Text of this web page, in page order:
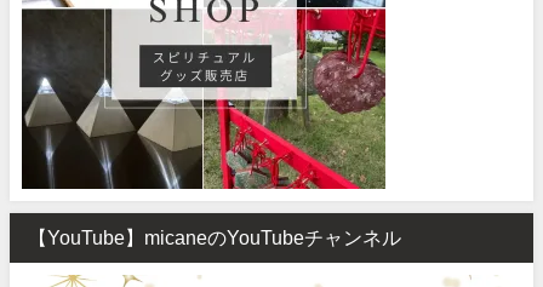
【YouTube】micaneのYouTubeチャンネル